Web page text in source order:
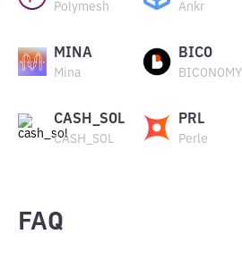
Polymesh Ankr
MINA
Mina
BICO
BICONOMY
CASH_SOL
CASH_SOL
PRL
Perle
FAQ